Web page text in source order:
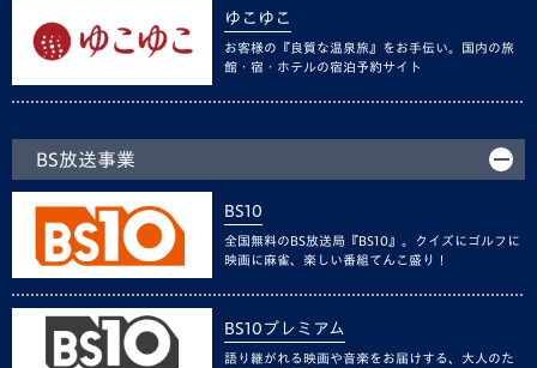
ゆこゆこ
お客様の『良質な温泉旅』をお手伝い。国内の旅
館・宿・ホテルの宿泊予約サイト
BS放送事業
BS10
全国無料のBS放送局『BS10』。クイズにゴルフに
映画に麻雀、楽しい番組てんこ盛り！
BS10プレミアム
語り継がれる映画や音楽をお届けする、大人のた